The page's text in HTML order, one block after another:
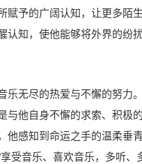
赋予的广阔认知，让更多陌
知，使他能够将外界的纷
无尽的热爱与不懈的努力
他自身不懈的求索、积极
他感知到命运之手的温柔垂
受音乐、喜欢音乐，多听、